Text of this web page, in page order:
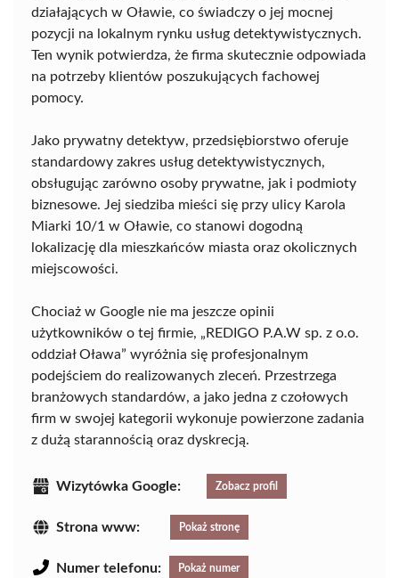
działających w Oławie, co świadczy o jej mocnej
pozycji na lokalnym rynku usług detektywistycznych.
Ten wynik potwierdza, że firma skutecznie odpowiada
na potrzeby klientów poszukujących fachowej
pomocy.
Jako prywatny detektyw, przedsiębiorstwo oferuje
standardowy zakres usług detektywistycznych,
obsługując zarówno osoby prywatne, jak i podmioty
biznesowe. Jej siedziba mieści się przy ulicy Karola
Miarki 10/1 w Oławie, co stanowi dogodną
lokalizację dla mieszkańców miasta oraz okolicznych
miejscowości.
Chociaż w Google nie ma jeszcze opinii
użytkowników o tej firmie, „REDIGO P.A.W sp. z o.o.
oddział Oława” wyróżnia się profesjonalnym
podejściem do realizowanych zleceń. Przestrzega
branżowych standardów, a jako jedna z czołowych
firm w swojej kategorii wykonuje powierzone zadania
z dużą starannością oraz dyskrecją.
Wizytówka Google: Zobacz profil
Strona www: Pokaż stronę
Numer telefonu: Pokaż numer